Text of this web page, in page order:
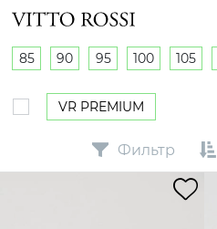
85 90 95 100 105
VR PREMIUM
Фильтр